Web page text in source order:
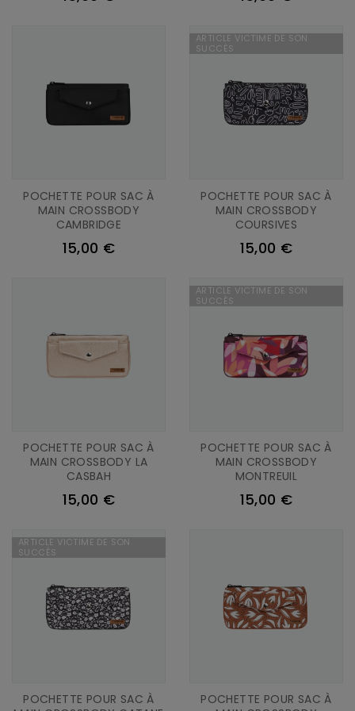
POCHETTE POUR SAC À
MAIN CROSSBODY
CAMBRIDGE
15,00 €
POCHETTE POUR SAC À
MAIN CROSSBODY
COURSIVES
15,00 €
ARTICLE VICTIME DE SON
SUCCÈS
POCHETTE POUR SAC À
MAIN CROSSBODY LA
CASBAH
15,00 €
POCHETTE POUR SAC À
MAIN CROSSBODY
MONTREUIL
15,00 €
ARTICLE VICTIME DE SON
SUCCÈS
POCHETTE POUR SAC À
ARTICLE VICTIME DE SON
SUCCÈS
POCHETTE POUR SAC À